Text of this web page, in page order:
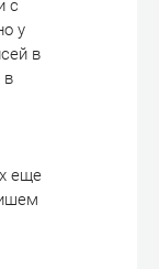
с
у
в
в
еще